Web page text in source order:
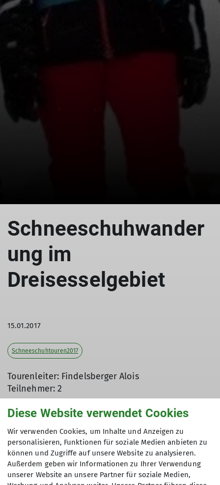
Schneeschuhwander
ung im
Dreisesselgebiet
15.01.2017
Schneeschuhtouren2017
Tourenleiter: Findelsberger Alois
Teilnehmer: 2
Am 15.01.2017 unternahmen drei Mitglieder der
Sektion Dingolfing eine Schneeschuhwanderung
im Bayerischen Wald. Ziel war der Tschechischer
Plöckenstein. Am Ausgangspunkt der Tour
konnten die Schneeschuhe angelegt werden. Auf
Diese Website verwendet Cookies
Wir verwenden Cookies, um Inhalte und Anzeigen zu
personalisieren, Funktionen für soziale Medien anbieten zu
können und Zugriffe auf unsere Website zu analysieren.
Außerdem geben wir Informationen zu Ihrer Verwendung
unserer Website an unsere Partner für soziale Medien,